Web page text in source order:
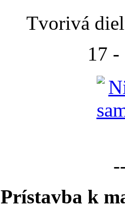
Tvorivá
17 -
Prístavba k